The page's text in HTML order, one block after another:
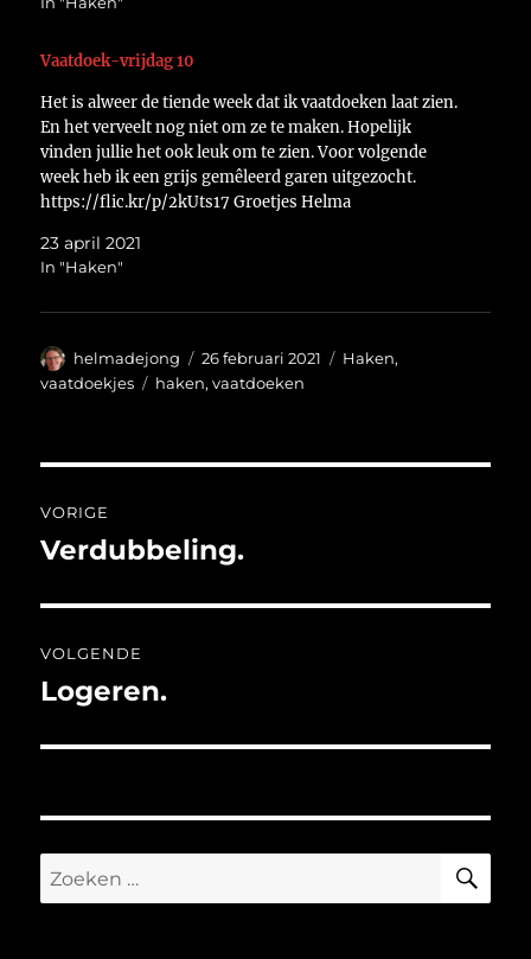
Vaatdoek-vrijdag 10
Het is alweer de tiende week dat ik vaatdoeken laat zien.
En het verveelt nog niet om ze te maken. Hopelijk
vinden jullie het ook leuk om te zien. Voor volgende
week heb ik een grijs gemêleerd garen uitgezocht.
https://flic.kr/p/2kUts17 Groetjes Helma
23 april 2021
In "Haken"
Auteur
helmadejong
Geplaatst
op
26 februari 2021 Categorieën
Haken,
vaatdoekjes
Tags
haken,vaatdoeken
navigatie
VORIGE
Vorig
Verdubbeling.
VOLGENDE
Volgend
Logeren.
Zoeken
naar: